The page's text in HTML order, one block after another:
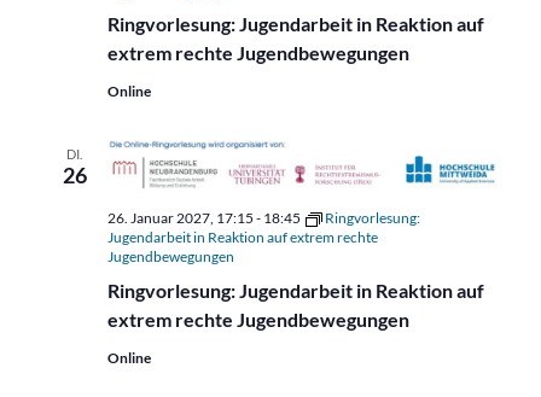
Ringvorlesung: Jugendarbeit in Reaktion auf
extrem rechte Jugendbewegungen
Online
DI.
26
Ringvorlesung: Jugendarbeit in Reaktion auf
extrem rechte Jugendbewegungen
26. Januar 2027, 17:15 - 18:45
Ringvorlesung:
Jugendarbeit in Reaktion auf extrem rechte
Jugendbewegungen
Online